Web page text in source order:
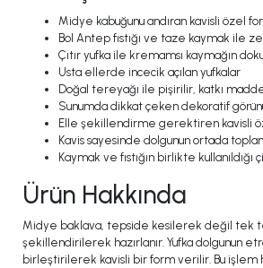
Midye kabuğunu andıran kavisli özel
Bol Antep fıstığı ve taze kaymak ile
Çıtır yufka ile kremamsı kaymağın
Usta ellerde incecik açılan yufkalar
Doğal tereyağı ile pişirilir, katkı
Sunumda dikkat çeken dekoratif
Elle şekillendirme gerektiren kavisli
Kavis sayesinde dolgunun ortada
Kaymak ve fıstığın birlikte kullanıldığı
Ürün Hakkında
Midye baklava, tepside kesilerek değil tek
şekillendirilerek hazırlanır. Yufka dolgunun
birleştirilerek kavisli bir form verilir. Bu işlem